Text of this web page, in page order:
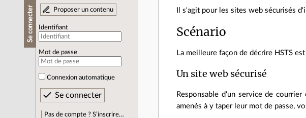
Se connecter Proposer un contenu
Identifiant
Mot de passe
Connexion automatique
Pas de compte ? S’inscrire…
Il s'agit pour les sites web sécurisés
Scénario
La meilleure façon de décrire HSTS
Un site web sécurisé
Responsable d'un service de
amenés à y taper leur mot de passe,